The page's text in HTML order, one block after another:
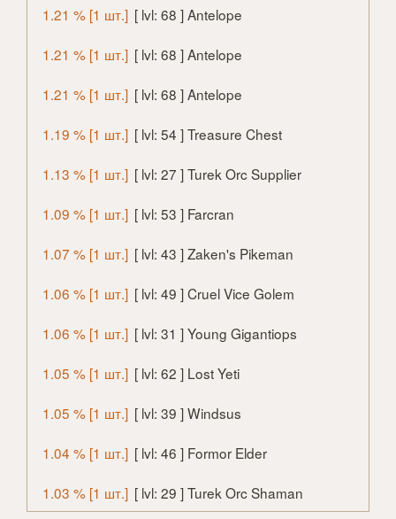
1.21 % [1 шт.] [ lvl: 68 ] Antelope
1.21 % [1 шт.] [ lvl: 68 ] Antelope
1.21 % [1 шт.] [ lvl: 68 ] Antelope
1.19 % [1 шт.] [ lvl: 54 ] Treasure Chest
1.13 % [1 шт.] [ lvl: 27 ] Turek Orc Supplier
1.09 % [1 шт.] [ lvl: 53 ] Farcran
1.07 % [1 шт.] [ lvl: 43 ] Zaken's Pikeman
1.06 % [1 шт.] [ lvl: 49 ] Cruel Vice Golem
1.06 % [1 шт.] [ lvl: 31 ] Young Gigantiops
1.05 % [1 шт.] [ lvl: 62 ] Lost Yeti
1.05 % [1 шт.] [ lvl: 39 ] Windsus
1.04 % [1 шт.] [ lvl: 46 ] Formor Elder
1.03 % [1 шт.] [ lvl: 29 ] Turek Orc Shaman